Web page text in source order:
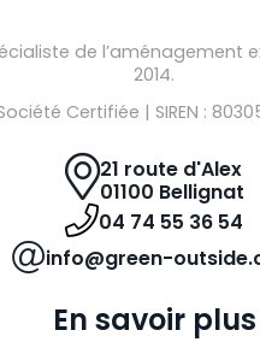
de l’aménagement
2014.
Certifiée | SIREN :
21 route d'Alex
01100 Bellignat
04 74 55 36 54
info@green-
En savoir plus